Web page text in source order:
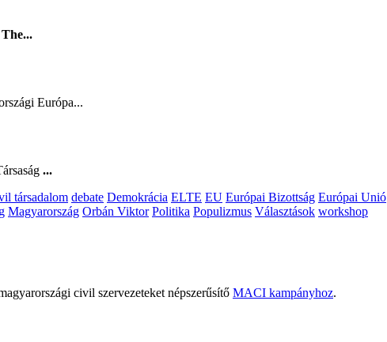
Európa...
...
társadalom debate Demokrácia ELTE EU Európai Bizottság Európai Unió
Magyarország Orbán Viktor Politika Populizmus Választások workshop
civil szervezeteket népszerűsítő MACI kampányhoz.